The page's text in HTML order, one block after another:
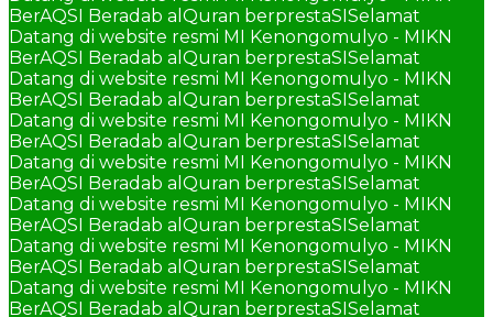
BerAQSI Beradab alQuran berprestaSISelamat
Datang di website resmi MI Kenongomulyo - MIKN
BerAQSI Beradab alQuran berprestaSISelamat
Datang di website resmi MI Kenongomulyo - MIKN
BerAQSI Beradab alQuran berprestaSISelamat
Datang di website resmi MI Kenongomulyo - MIKN
BerAQSI Beradab alQuran berprestaSISelamat
Datang di website resmi MI Kenongomulyo - MIKN
BerAQSI Beradab alQuran berprestaSISelamat
Datang di website resmi MI Kenongomulyo - MIKN
BerAQSI Beradab alQuran berprestaSISelamat
Datang di website resmi MI Kenongomulyo - MIKN
BerAQSI Beradab alQuran berprestaSISelamat
Datang di website resmi MI Kenongomulyo - MIKN
BerAQSI Beradab alQuran berprestaSISelamat